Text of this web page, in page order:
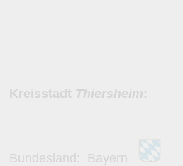
Kreisstadt Thiersheim:
Bundesland: Bayern